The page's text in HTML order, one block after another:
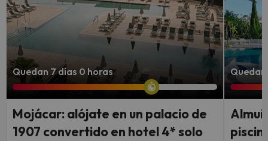
Quedan 7 días 0 horas
Mojácar: alójate en un palacio de
1907 convertido en hotel 4* solo
Quedan